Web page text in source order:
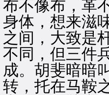
布不像布，革
身体，想来滋
之间，大致是
不同，但三件
成。胡斐暗暗
转，托在马鞍